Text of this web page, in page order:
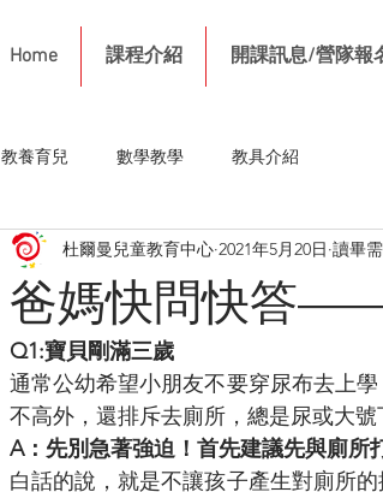
Home 課程介紹 開課訊息/營隊報
教養育兒 數學教學 教具介紹
爸媽快問快答
杜爾曼兒童教育中心 2021年5月20日 讀畢
Q1:寶貝剛滿三歲
通常公幼希望小朋友不要穿尿布去上
不高外，還排斥去廁所，總是尿或大號
A：先別急著強迫！首先建議先與廁所
白話的說，就是不讓孩子產生對廁所